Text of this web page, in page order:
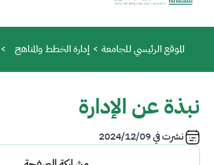
مسار التنقل
الموقع الرئيسي للجامعة إدارة الخطط والمناهج
نبذة عن الإدارة
نشرت في2024/12/09